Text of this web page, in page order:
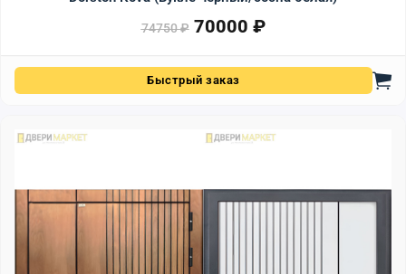
74750₽ Первоначальная цена
70000 ₽
Текущая цена: 70000 ₽.
Быстрый заказ